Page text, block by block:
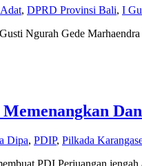
, DPRD Provinsi Bali, I
Ngurah Gede Marhaendra
Dipa, PDIP, Pilkada
PDI Perjuangan